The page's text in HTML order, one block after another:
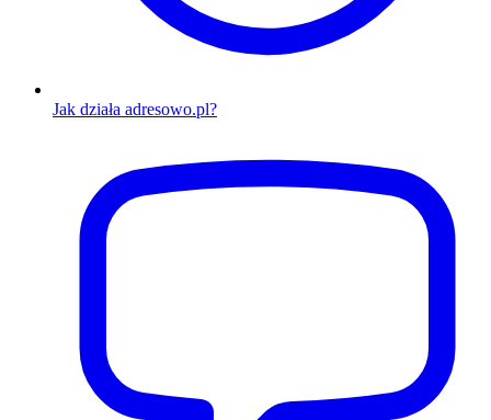
Jak działa adresowo.pl?